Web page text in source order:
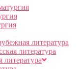
литература
литература
литература